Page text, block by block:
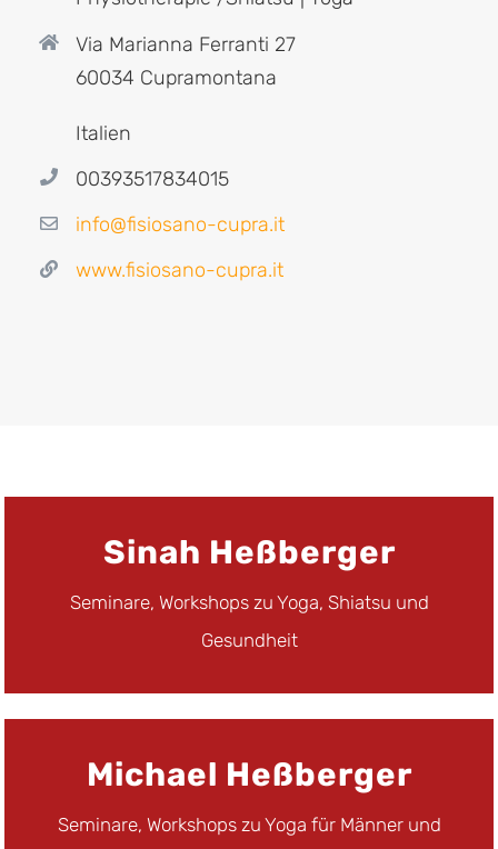
Via Marianna Ferranti 27
60034 Cupramontana
Italien
00393517834015
info@fisiosano-cupra.it
www.fisiosano-cupra.it
Sinah Heßberger
Seminare, Workshops zu Yoga, Shiatsu und
Gesundheit
SEMINARE, WORKSHOPS ZU YOGA,
SHIATSU UND GESUNDHEIT
TERMINE ANSEHEN / BOCHEN
Michael Heßberger
Seminare, Workshops zu Yoga für Männer und
SEMINARE, WORKSHOPS ZU YOGA FÜR
MÄNNER UND ERNÄHRUNG